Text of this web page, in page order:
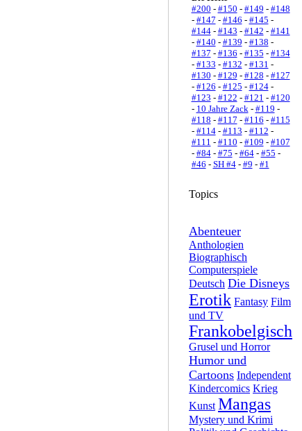
#200 - #150 - #149 - #148
- #147 - #146 - #145 -
#144- #143 - #142 - #141
- #140 - #139 - #138 -
#137 - #136 - #135 - #134
- #133 - #132 - #131 -
#130 - #129 - #128 - #127
- #126 - #125 - #124-
#123 - #122 - #121 - #120
- 10 Jahre Zack- #119 -
#118 - #117 - #116 - #115
- #114- #113 - #112 -
#111 - #110 - #109 - #107
- #84- #75 - #64- #55 -
#46 - SH #4- #9 - #1
Topics
Abenteuer
Anthologien
Biographisch
Computerspiele
Deutsch Die Disneys
Erotik Fantasy Film
und TV
Frankobelgisch
Grusel und Horror
Humor und
Cartoons Independent
Kindercomics Krieg
Kunst Mangas
Mystery und Krimi